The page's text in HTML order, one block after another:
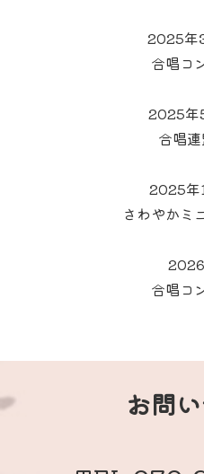
2025年
合唱コ
2025年
合唱
2025年
さわやかミ
合唱コ
お問